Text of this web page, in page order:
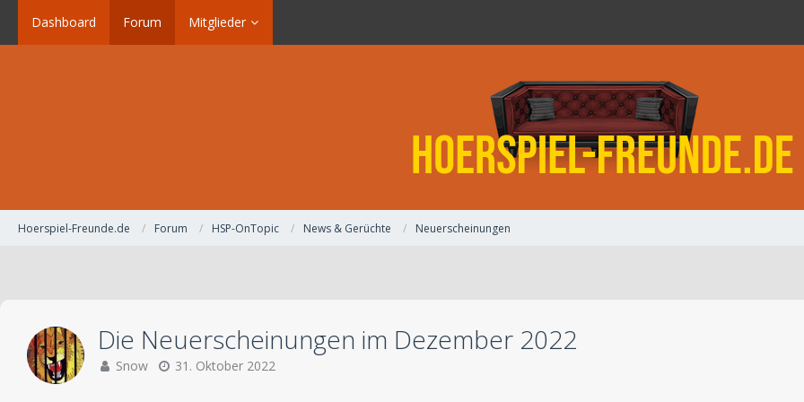
Dashboard Forum Mitglieder
Hoerspiel-Freunde.de Forum HSP-OnTopic News & Gerüchte Neuerscheinungen
Die Neuerscheinungen im Dezember 2022
Snow 31. Oktober 2022